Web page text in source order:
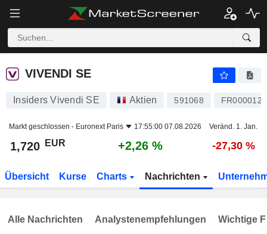
VIVENDI SE
VIVENDI SE
Insiders Vivendi SE Aktien 591068
Markt geschlossen - Euronext Paris 17:55:00 07.08.2026 Veränd. 1. Jan.
1,720 EUR +2,26 % -27,30 %
Übersicht Kurse Charts Nachrichten
Alle Nachrichten Analystenempfehlungen Wichtige